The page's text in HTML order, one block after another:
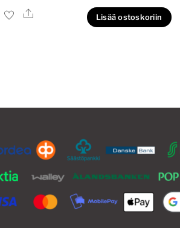
Ale Lisää ostoskoriin